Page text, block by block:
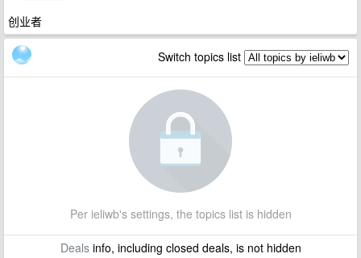
创业者
Switch topics list
Per ieliwb's settings, the topics list is hidden
Dealsinfo, including closed deals, is not hidden